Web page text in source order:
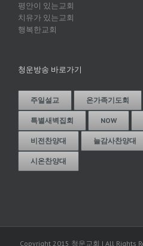
평안이 있는교회
치유가 있는교회
행복한교회
청운방송 바로가기
주일설교 온가족기도회
특별새벽집회 NOW
비전찬양대 늘감사찬양대
시온찬양대
Copyright 2015 청운교회 | All Rights